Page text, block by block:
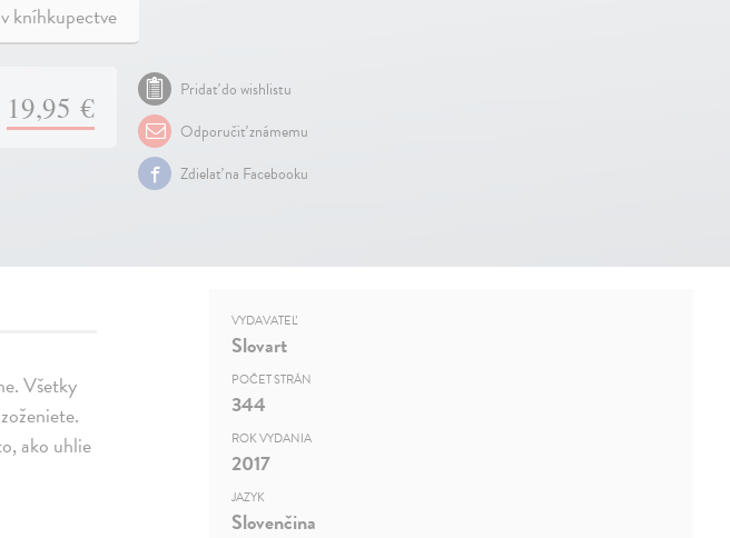
kníhkupectve
19,95 €
Pridať do wishlistu
Odporučiť známemu
Zdielať na Facebooku
Všetky
ako uhlie
VYDAVATEĽ
Slovart
POČET STRÁN
344
ROK VYDANIA
2017
JAZYK
Slovenčina